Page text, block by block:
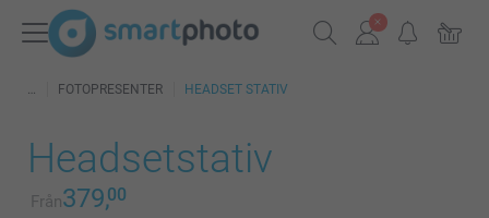
FOTOPRESENTER HEADSET STATIV
Headsetstativ
Från379,00